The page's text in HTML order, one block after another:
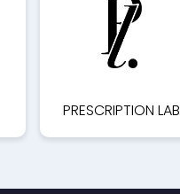
PRESCRIPTION LAB